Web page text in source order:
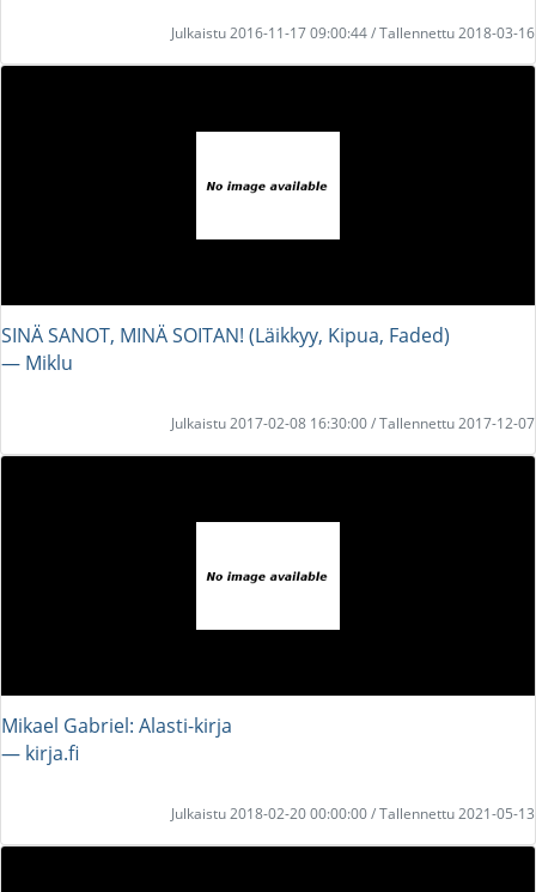
Julkaistu 2016-11-17 09:00:44 / Tallennettu 2018-03-16
SINÄ SANOT, MINÄ SOITAN! (Läikkyy, Kipua, Faded)
― Miklu
Julkaistu 2017-02-08 16:30:00 / Tallennettu 2017-12-07
Mikael Gabriel: Alasti-kirja
― kirja.fi
Julkaistu 2018-02-20 00:00:00 / Tallennettu 2021-05-13